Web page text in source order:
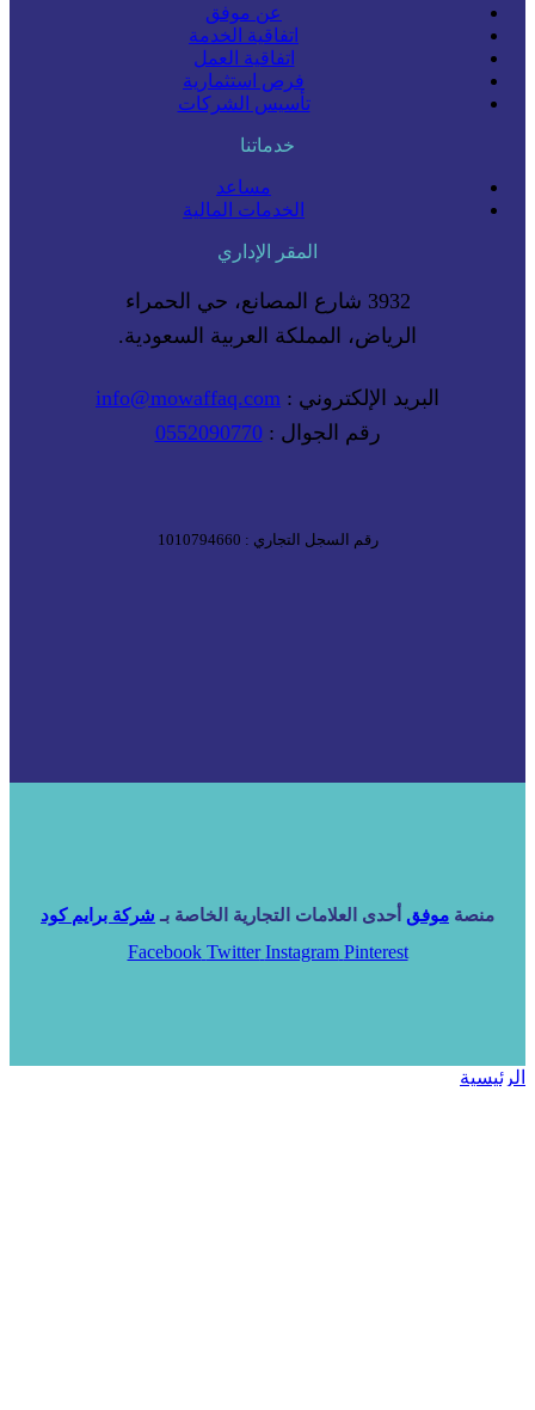
عن موفق
اتفاقية الخدمة
اتفاقية العمل
فرص استثمارية
تأسيس الشركات
خدماتنا
مساعد
الخدمات المالية
المقر الإداري
3932 شارع المصانع، حي الحمراء
الرياض، المملكة العربية السعودية.
البريد الإلكتروني : info@mowaffaq.com
رقم الجوال :0552090770
رقم السجل التجاري : 1010794660
منصة موفق أحدى العلامات التجارية الخاصة بـ شركة برايم كود
Facebook Twitter Instagram Pinterest
الرئيسية